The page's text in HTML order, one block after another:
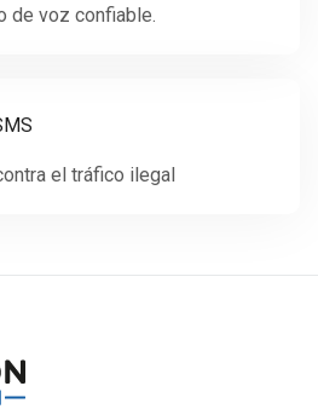
de voz confiable.
el tráfico ilegal